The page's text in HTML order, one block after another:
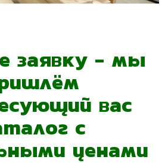
заявку - мы
вас
с
ценами